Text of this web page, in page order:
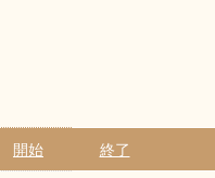
開始 終了